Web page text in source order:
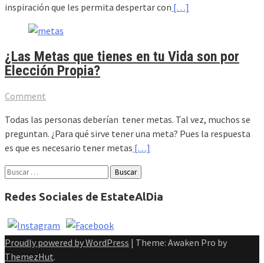
inspiración que les permita despertar con […]
¿Las Metas que tienes en tu Vida son por
Elección Propia?
Comment
Todas las personas deberían tener metas. Tal vez, muchos se
preguntan. ¿Para qué sirve tener una meta? Pues la respuesta
es que es necesario tener metas […]
Buscar:
Redes Sociales de EstateAlDia
Proudly powered by WordPress | Theme: Awaken Pro by
ThemezHut.